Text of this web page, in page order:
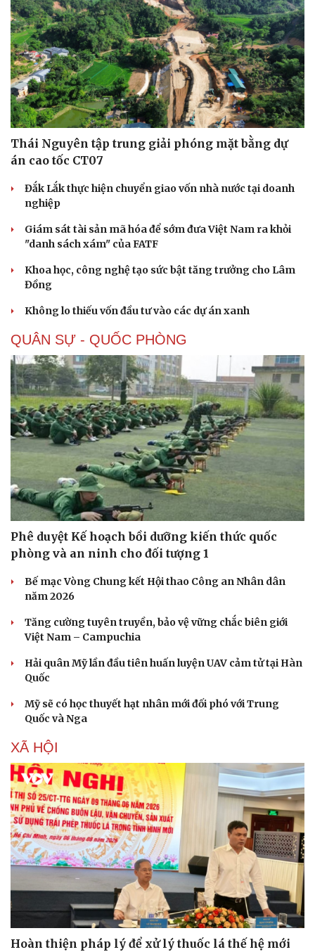
Dinh dưỡng - món ngon
Sản phụ khoa
Nhi khoa
Làm đẹp - giảm cân
Phòng mạch online
Đời sống
Tình yêu - Gia đình
Thái Nguyên tập trung giải phóng mặt bằng dự
án cao tốc CT07
Đắk Lắk thực hiện chuyển giao vốn nhà nước tại doanh
nghiệp
Giám sát tài sản mã hóa để sớm đưa Việt Nam ra khỏi
"danh sách xám" của FATF
Khoa học, công nghệ tạo sức bật tăng trưởng cho Lâm
Đồng
Không lo thiếu vốn đầu tư vào các dự án xanh
QUÂN SỰ - QUỐC PHÒNG
Phê duyệt Kế hoạch bồi dưỡng kiến thức quốc
phòng và an ninh cho đối tượng 1
Bế mạc Vòng Chung kết Hội thao Công an Nhân dân
năm 2026
Tăng cường tuyên truyền, bảo vệ vững chắc biên giới
Việt Nam – Campuchia
Hải quân Mỹ lần đầu tiên huấn luyện UAV cảm tử tại Hàn
Quốc
Mỹ sẽ có học thuyết hạt nhân mới đối phó với Trung
Quốc và Nga
XÃ HỘI
Hoàn thiện pháp lý để xử lý thuốc lá thế hệ mới